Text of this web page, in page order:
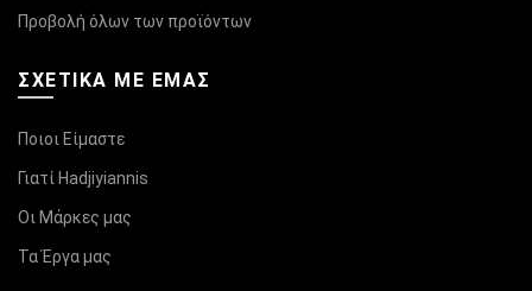
Προβολή όλων των προϊόντων
ΣΧΕΤΙΚΆ ΜΕ ΕΜΑΣ
Ποιοι Είμαστε
Γιατί Hadjiyiannis
Οι Μάρκες μας
Τα Έργα μας